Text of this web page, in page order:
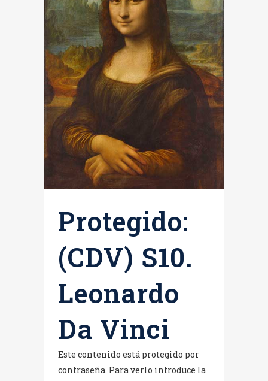
Protegido:
(CDV) S10.
Leonardo
Da Vinci
Este contenido está protegido por
contraseña. Para verlo introduce la